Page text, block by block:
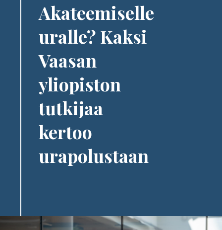
Akateemiselle
uralle? Kaksi
Vaasan
yliopiston
tutkijaa
kertoo
urapolustaan
Image